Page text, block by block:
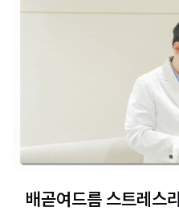
배곧여드름 스트레스